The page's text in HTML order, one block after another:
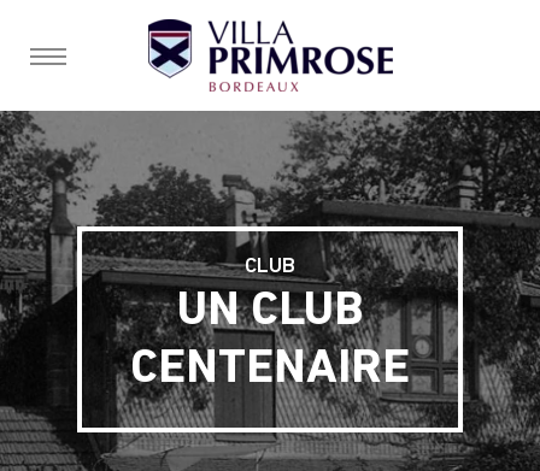
CLUB
UN CLUB
CENTENAIRE